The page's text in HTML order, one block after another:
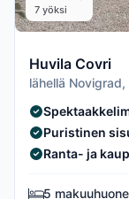
7 yöksi
Huvila Covri
lähellä Novigrad,
Puristinen
Ranta- ja
5